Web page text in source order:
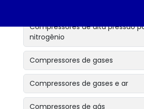
Compressores de alta pressão
nitrogênio
Compressores de gases
Compressores de gases e ar
Compressores de gás